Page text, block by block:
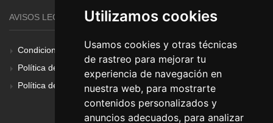
Utilizamos cookies
Usamos cookies y otras técnicas
de rastreo para mejorar tu
experiencia de navegación en
nuestra web, para mostrarte
contenidos personalizados y
anuncios adecuados, para analizar
AVISOS LEGALES
Condiciones Generales
Política de Cookies
Política de Privacidad